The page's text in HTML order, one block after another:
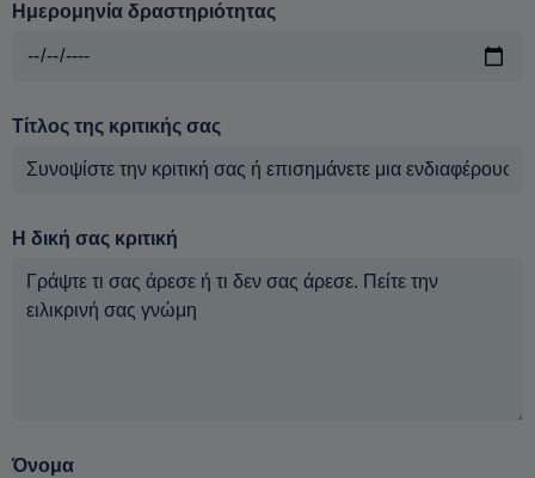
Ημερομηνία δραστηριότητας
Τίτλος της κριτικής σας
Η δική σας κριτική
Όνομα